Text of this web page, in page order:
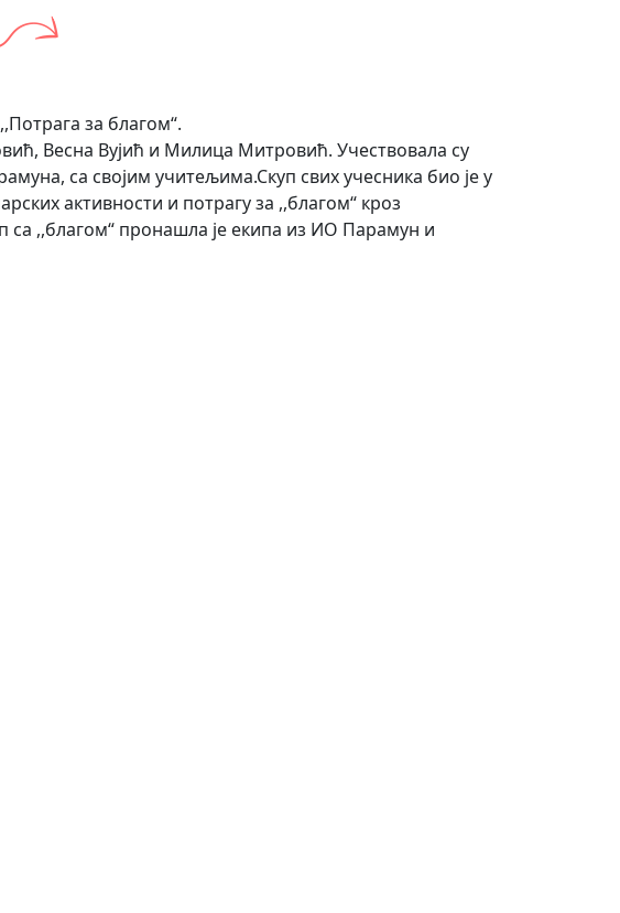
за благом“.
Весна Вујић и Милица Митровић. Учествовала су
са својим учитељима.Скуп свих учесника био је у
активности и потрагу за ,,благом“ кроз
са ,,благом“ пронашла је екипа из ИО Парамун и